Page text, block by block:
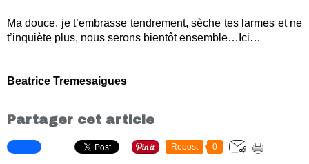
Ma douce, je t’embrasse tendrement, sèche tes larmes et ne
t’inquiète plus, nous serons bientôt ensemble…Ici…
Beatrice Tremesaigues
Partager cet article
Repost 0